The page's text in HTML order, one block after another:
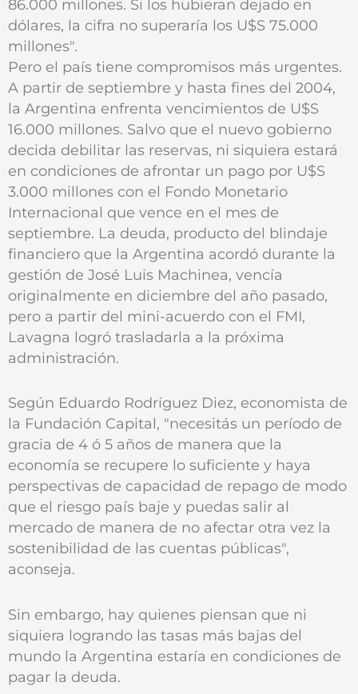
86.000 millones. Si los hubieran dejado en
dólares, la cifra no superaría los U$S 75.000
millones".
Pero el país tiene compromisos más urgentes.
A partir de septiembre y hasta fines del 2004,
la Argentina enfrenta vencimientos de U$S
16.000 millones. Salvo que el nuevo gobierno
decida debilitar las reservas, ni siquiera estará
en condiciones de afrontar un pago por U$S
3.000 millones con el Fondo Monetario
Internacional que vence en el mes de
septiembre. La deuda, producto del blindaje
financiero que la Argentina acordó durante la
gestión de José Luis Machinea, vencía
originalmente en diciembre del año pasado,
pero a partir del mini-acuerdo con el FMI,
Lavagna logró trasladarla a la próxima
administración.
Según Eduardo Rodríguez Diez, economista de
la Fundación Capital, "necesitás un período de
gracia de 4 ó 5 años de manera que la
economía se recupere lo suficiente y haya
perspectivas de capacidad de repago de modo
que el riesgo país baje y puedas salir al
mercado de manera de no afectar otra vez la
sostenibilidad de las cuentas públicas",
aconseja.
Sin embargo, hay quienes piensan que ni
siquiera logrando las tasas más bajas del
mundo la Argentina estaría en condiciones de
pagar la deuda.